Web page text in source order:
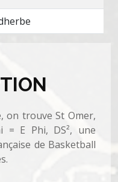
on trouve St Omer,
E Phi, DS², une
de Basketball